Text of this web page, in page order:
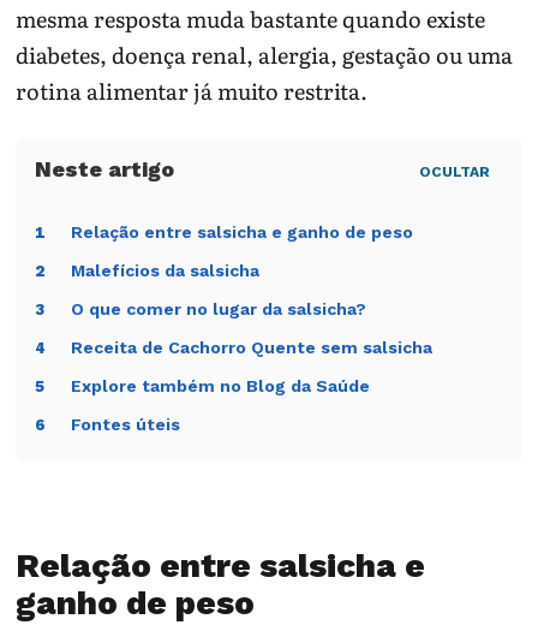
mesma resposta muda bastante quando existe
diabetes, doença renal, alergia, gestação ou uma
rotina alimentar já muito restrita.
OCULTAR
1 Relação entre salsicha e ganho de peso
2 Malefícios da salsicha
3 O que comer no lugar da salsicha?
4 Receita de Cachorro Quente sem salsicha
5 Explore também no Blog da Saúde
6 Fontes úteis
Relação entre salsicha e
ganho de peso